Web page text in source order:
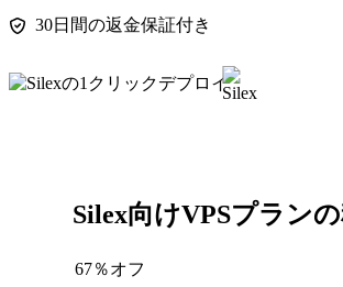
30日間の返金保証付き
Silex向けVPSプラン
67％オフ